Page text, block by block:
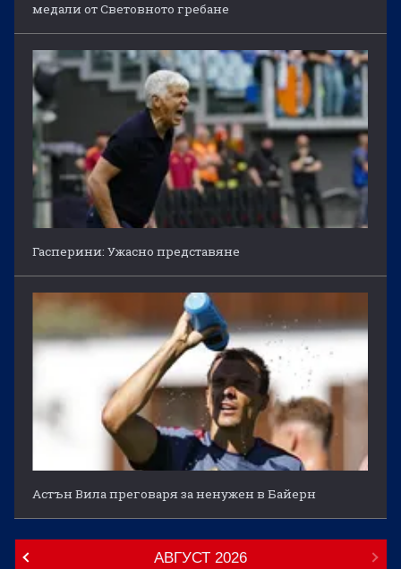
медали от Световното гребане
Гасперини: Ужасно представяне
Астън Вила преговаря за ненужен в Байерн
АВГУСТ 2026